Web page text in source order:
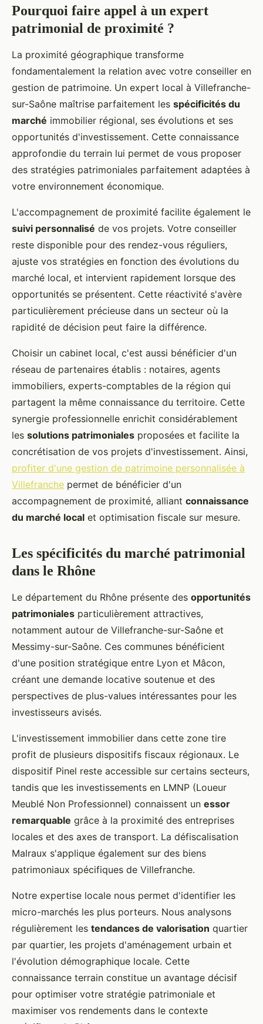
Pourquoi faire appel à un expert
patrimonial de proximité ?
La proximité géographique transforme
fondamentalement la relation avec votre conseiller en
gestion de patrimoine. Un expert local à Villefranche-
sur-Saône maîtrise parfaitement les spécificités du
marché immobilier régional, ses évolutions et ses
opportunités d'investissement. Cette connaissance
approfondie du terrain lui permet de vous proposer
des stratégies patrimoniales parfaitement adaptées à
votre environnement économique.
L'accompagnement de proximité facilite également le
suivi personnalisé de vos projets. Votre conseiller
reste disponible pour des rendez-vous réguliers,
ajuste vos stratégies en fonction des évolutions du
marché local, et intervient rapidement lorsque des
opportunités se présentent. Cette réactivité s'avère
particulièrement précieuse dans un secteur où la
rapidité de décision peut faire la différence.
Choisir un cabinet local, c'est aussi bénéficier d'un
réseau de partenaires établis : notaires, agents
immobiliers, experts-comptables de la région qui
partagent la même connaissance du territoire. Cette
synergie professionnelle enrichit considérablement
les solutions patrimoniales proposées et facilite la
concrétisation de vos projets d'investissement. Ainsi,
profiter d'une gestion de patrimoine personnalisée à
Villefranche permet de bénéficier d'un
accompagnement de proximité, alliant connaissance
du marché local et optimisation fiscale sur mesure.
Les spécificités du marché patrimonial
dans le Rhône
Le département du Rhône présente des opportunités
patrimoniales particulièrement attractives,
notamment autour de Villefranche-sur-Saône et
Messimy-sur-Saône. Ces communes bénéficient
d'une position stratégique entre Lyon et Mâcon,
créant une demande locative soutenue et des
perspectives de plus-values intéressantes pour les
investisseurs avisés.
L'investissement immobilier dans cette zone tire
profit de plusieurs dispositifs fiscaux régionaux. Le
dispositif Pinel reste accessible sur certains secteurs,
tandis que les investissements en LMNP (Loueur
Meublé Non Professionnel) connaissent un essor
remarquable grâce à la proximité des entreprises
locales et des axes de transport. La défiscalisation
Malraux s'applique également sur des biens
patrimoniaux spécifiques de Villefranche.
Notre expertise locale nous permet d'identifier les
micro-marchés les plus porteurs. Nous analysons
régulièrement les tendances de valorisation quartier
par quartier, les projets d'aménagement urbain et
l'évolution démographique locale. Cette
connaissance terrain constitue un avantage décisif
pour optimiser votre stratégie patrimoniale et
maximiser vos rendements dans le contexte